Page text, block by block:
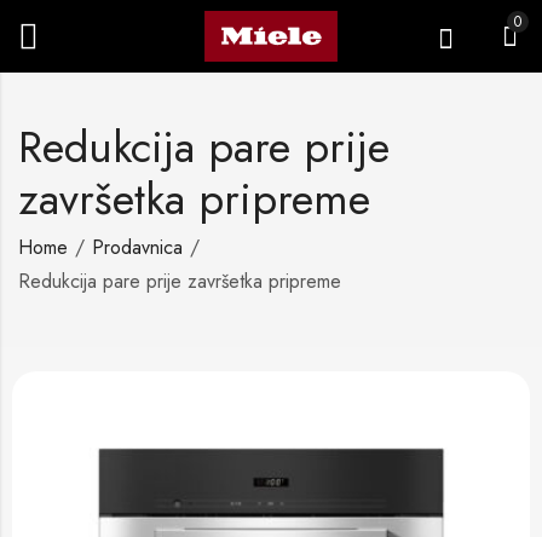
0
Redukcija pare prije
završetka pripreme
Home
Prodavnica
Redukcija pare prije završetka pripreme